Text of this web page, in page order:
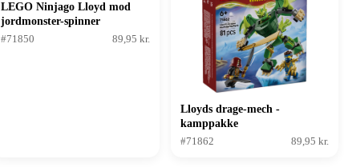
LEGO Ninjago Lloyd mod
jordmonster-spinner
#71850
89,95 kr.
Lloyds drage-mech -
kamppakke
#71862
89,95 kr.